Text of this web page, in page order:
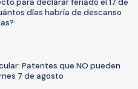
días habría de descanso
Patentes que NO pueden
7 de agosto